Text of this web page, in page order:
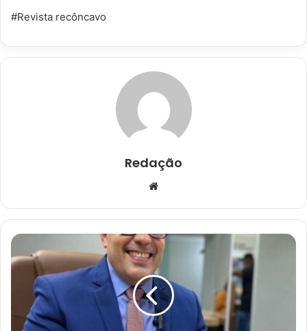
#Revista recôncavo
Redação
Cruz
das
Almas:
Marcelo
apresenta
matérias